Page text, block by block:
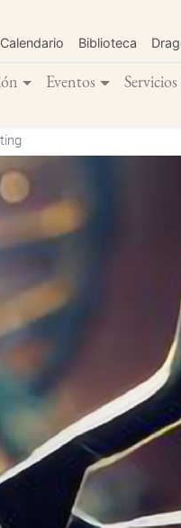
Calendario Biblioteca
Eventos Servicios